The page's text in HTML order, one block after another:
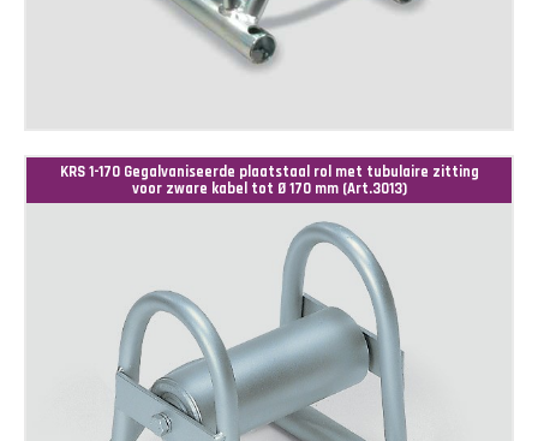
KRS 1-170 Gegalvaniseerde plaatstaal rol met tubulaire zitting
voor zware kabel tot Ø 170 mm (Art.3013)